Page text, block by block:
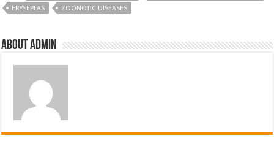
ERYSEPLAS
ZOONOTIC DISEASES
About admin